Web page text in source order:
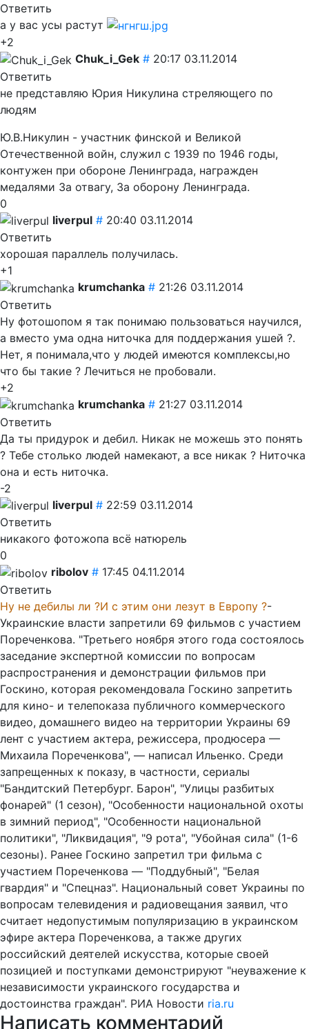
Ответить
а у вас усы растут
+2
Chuk_i_Gek # 20:17 03.11.2014
Ответить
не представляю Юрия Никулина стреляющего по
людям
Ю.В.Никулин - участник финской и Великой
Отечественной войн, служил с 1939 по 1946 годы,
контужен при обороне Ленинграда, награжден
медалями За отвагу, За оборону Ленинграда.
0
liverpul # 20:40 03.11.2014
Ответить
хорошая параллель получилась.
+1
krumchanka # 21:26 03.11.2014
Ответить
Ну фотошопом я так понимаю пользоваться научился,
а вместо ума одна ниточка для поддержания ушей ?.
Нет, я понимала,что у людей имеются комплексы,но
что бы такие ? Лечиться не пробовали.
+2
krumchanka # 21:27 03.11.2014
Ответить
Да ты придурок и дебил. Никак не можешь это понять
? Тебе столько людей намекают, а все никак ? Ниточка
она и есть ниточка.
-2
liverpul # 22:59 03.11.2014
Ответить
никакого фотожопа всё натюрель
0
ribolov # 17:45 04.11.2014
Ответить
Ну не дебилы ли ?И с этим они лезут в Европу ?-
Украинские власти запретили 69 фильмов с участием
Пореченкова. "Третьего ноября этого года состоялось
заседание экспертной комиссии по вопросам
распространения и демонстрации фильмов при
Госкино, которая рекомендовала Госкино запретить
для кино- и телепоказа публичного коммерческого
видео, домашнего видео на территории Украины 69
лент с участием актера, режиссера, продюсера —
Михаила Пореченкова", — написал Ильенко. Среди
запрещенных к показу, в частности, сериалы
"Бандитский Петербург. Барон", "Улицы разбитых
фонарей" (1 сезон), "Особенности национальной охоты
в зимний период", "Особенности национальной
политики", "Ликвидация", "9 рота", "Убойная сила" (1-6
сезоны). Ранее Госкино запретил три фильма с
участием Пореченкова — "Поддубный", "Белая
гвардия" и "Спецназ". Национальный совет Украины по
вопросам телевидения и радиовещания заявил, что
считает недопустимым популяризацию в украинском
эфире актера Пореченкова, а также других
российский деятелей искусства, которые своей
позицией и поступками демонстрируют "неуважение к
независимости украинского государства и
достоинства граждан". РИА Новости ria.ru
Написать комментарий